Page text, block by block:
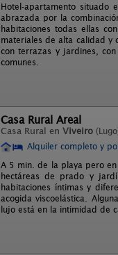
Hotel-apartamento
abrazada por la
habitaciones todas ellas
materiales de alta calidad y
con terrazas y jardines,
comunes.
Casa Rural Areal
Casa Rural en Viveiro
Alquiler completo y
A 5 min. de la playa pero
hectáreas de prado y
habitaciones íntimas y
acogida viscoelástica.
lujo está en la intimidad de